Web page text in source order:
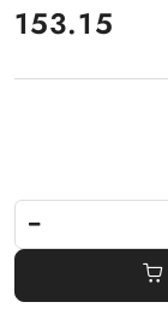
cena:
153.15